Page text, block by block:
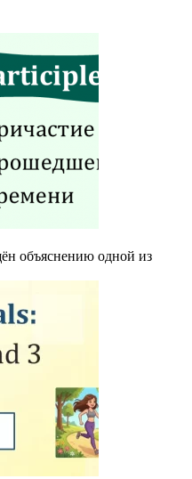
объяснению одной из